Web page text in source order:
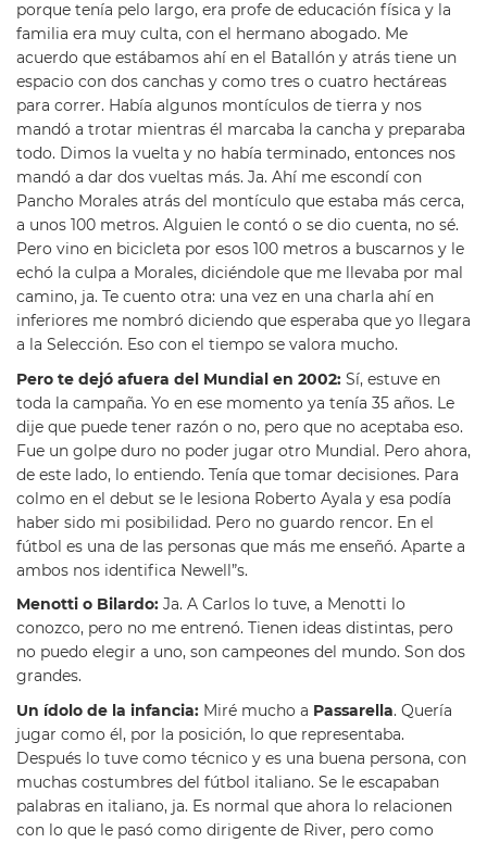
porque tenía pelo largo, era profe de educación física y la
familia era muy culta, con el hermano abogado. Me
acuerdo que estábamos ahí en el Batallón y atrás tiene un
espacio con dos canchas y como tres o cuatro hectáreas
para correr. Había algunos montículos de tierra y nos
mandó a trotar mientras él marcaba la cancha y preparaba
todo. Dimos la vuelta y no había terminado, entonces nos
mandó a dar dos vueltas más. Ja. Ahí me escondí con
Pancho Morales atrás del montículo que estaba más cerca,
a unos 100 metros. Alguien le contó o se dio cuenta, no sé.
Pero vino en bicicleta por esos 100 metros a buscarnos y le
echó la culpa a Morales, diciéndole que me llevaba por mal
camino, ja. Te cuento otra: una vez en una charla ahí en
inferiores me nombró diciendo que esperaba que yo llegara
a la Selección. Eso con el tiempo se valora mucho.
Pero te dejó afuera del Mundial en 2002: Sí, estuve en
toda la campaña. Yo en ese momento ya tenía 35 años. Le
dije que puede tener razón o no, pero que no aceptaba eso.
Fue un golpe duro no poder jugar otro Mundial. Pero ahora,
de este lado, lo entiendo. Tenía que tomar decisiones. Para
colmo en el debut se le lesiona Roberto Ayala y esa podía
haber sido mi posibilidad. Pero no guardo rencor. En el
fútbol es una de las personas que más me enseñó. Aparte a
ambos nos identifica Newell”s.
Menotti o Bilardo: Ja. A Carlos lo tuve, a Menotti lo
conozco, pero no me entrenó. Tienen ideas distintas, pero
no puedo elegir a uno, son campeones del mundo. Son dos
grandes.
Un ídolo de la infancia: Miré mucho a Passarella. Quería
jugar como él, por la posición, lo que representaba.
Después lo tuve como técnico y es una buena persona, con
muchas costumbres del fútbol italiano. Se le escapaban
palabras en italiano, ja. Es normal que ahora lo relacionen
con lo que le pasó como dirigente de River, pero como